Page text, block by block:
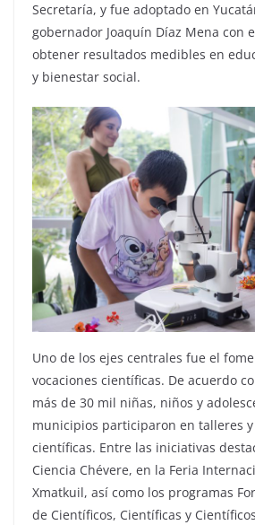
Secretaría, y fue adoptado en
gobernador Joaquín Díaz Mena con
obtener resultados medibles en
y bienestar social.
Uno de los ejes centrales fue el
vocaciones científicas. De acuerdo
más de 30 mil niñas, niños y
municipios participaron en talleres
científicas. Entre las iniciativas
Ciencia Chévere, en la Feria
Xmatkuil, así como los programas
de Científicos, Científicas y